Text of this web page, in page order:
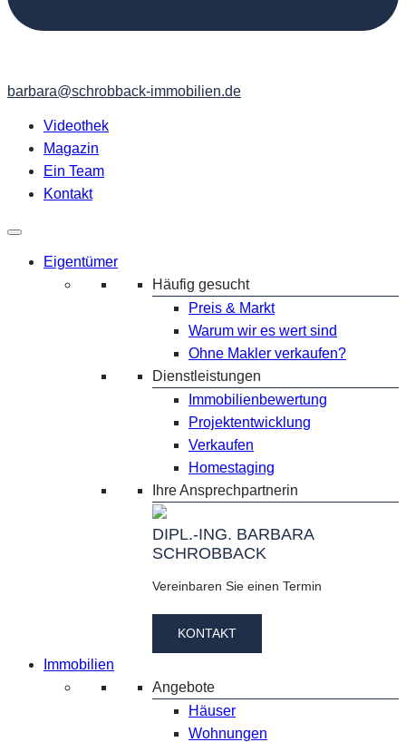
barbara@schrobback-immobilien.de
Videothek
Magazin
Ein Team
Kontakt
Eigentümer
Häufig gesucht
Preis & Markt
Warum wir es wert sind
Ohne Makler verkaufen?
Dienstleistungen
Immobilienbewertung
Projektentwicklung
Verkaufen
Homestaging
Ihre Ansprechpartnerin
DIPL.-ING. BARBARA
SCHROBBACK
Vereinbaren Sie einen Termin
KONTAKT
Immobilien
Angebote
Häuser
Wohnungen